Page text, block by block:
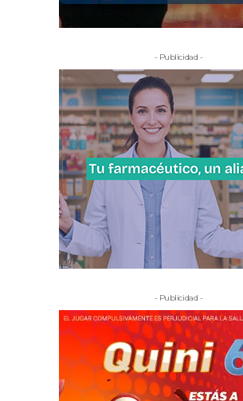
- Publicidad -
- Publicidad -